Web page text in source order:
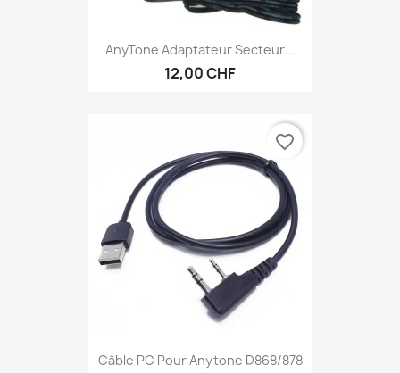
AnyTone Adaptateur Secteur...
12,00 CHF
Câble PC Pour Anytone D868/878
favorite_border